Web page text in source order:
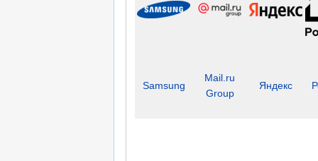
Samsung
Mail.ru
Group
Яндекс